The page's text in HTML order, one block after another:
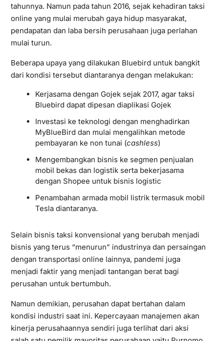
tahunnya. Namun pada tahun 2016, sejak kehadiran taksi
online yang mulai merubah gaya hidup masyarakat,
pendapatan dan laba bersih perusahaan juga perlahan
mulai turun.
Beberapa upaya yang dilakukan Bluebird untuk bangkit
dari kondisi tersebut diantaranya dengan melakukan:
Kerjasama dengan Gojek sejak 2017, agar taksi
Bluebird dapat dipesan diaplikasi Gojek
Investasi ke teknologi dengan menghadirkan
MyBlueBird dan mulai mengalihkan metode
pembayaran ke non tunai (cashless)
Mengembangkan bisnis ke segmen penjualan
mobil bekas dan logistik serta bekerjasama
dengan Shopee untuk bisnis logistic
Penambahan armada mobil listrik termasuk mobil
Tesla diantaranya.
Selain bisnis taksi konvensional yang berubah menjadi
bisnis yang terus “menurun” industrinya dan persaingan
dengan transportasi online lainnya, pandemi juga
menjadi faktir yang menjadi tantangan berat bagi
perusahan untuk bertumbuh.
Namun demikian, perusahan dapat bertahan dalam
kondisi industri saat ini. Kepercayaan manajemen akan
kinerja perusahaannya sendiri juga terlihat dari aksi